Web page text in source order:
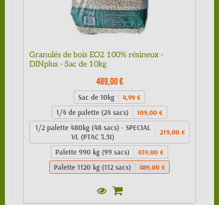
Granulés de bois EO2 100% résineux -
DINplus - Sac de 10kg
489,00 €
Sac de 10kg 4,99 €
1/4 de palette (24 sacs) 109,00 €
1/2 palette 480kg (48 sacs) - SPECIAL
VL (PTAC 3.5t)
219,00 €
Palette 990 kg (99 sacs) 439,00 €
Palette 1120 kg (112 sacs) 489,00 €